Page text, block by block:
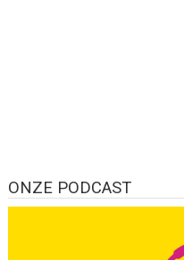
ONZE PODCAST